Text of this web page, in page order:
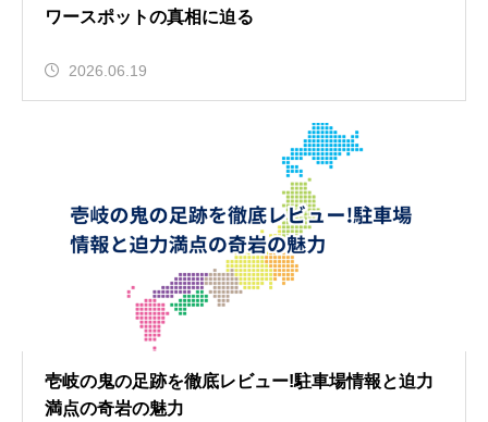
ワースポットの真相に迫る
2026.06.19
壱岐の鬼の足跡を徹底レビュー!駐車場情報と迫力
満点の奇岩の魅力